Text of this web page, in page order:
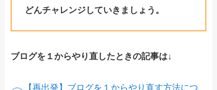
どんチャレンジしていきましょう。
ブログを１からやり直したときの記事は↓
【再出発】ブログを１からやり直す方法につ